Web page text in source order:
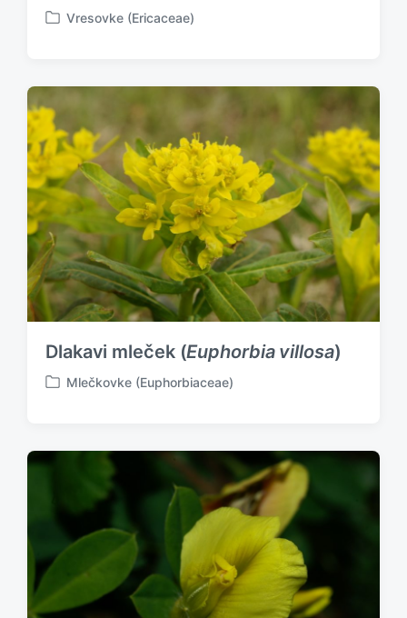
P
t
d
i
n
Vresovke (Ericaceae)
Dlakavi mleček (Euphorbia villosa)
P
t
e
Mlečkovke (Euphorbiaceae)